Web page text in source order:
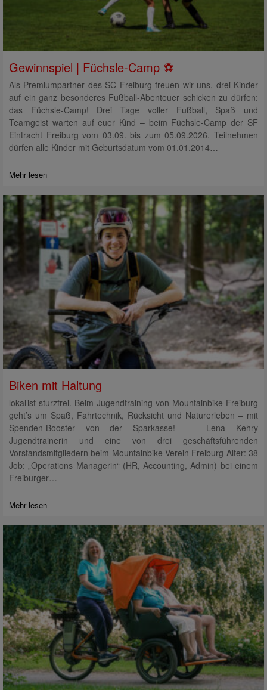
Gewinnspiel | Füchsle-Camp ⚽
Als Premiumpartner des SC Freiburg freuen wir uns, drei Kinder
auf ein ganz besonderes Fußball-Abenteuer schicken zu dürfen:
das Füchsle-Camp! Drei Tage voller Fußball, Spaß und
Teamgeist warten auf euer Kind – beim Füchsle-Camp der SF
Eintracht Freiburg vom 03.09. bis zum 05.09.2026. Teilnehmen
dürfen alle Kinder mit Geburtsdatum vom 01.01.2014…
Mehr lesen
Biken mit Haltung
lokal ist sturzfrei. Beim Jugendtraining von Mountainbike Freiburg
geht’s um Spaß, Fahrtechnik, Rücksicht und Naturerleben – mit
Spenden-Booster von der Sparkasse! Lena Kehry
Jugendtrainerin und eine von drei geschäftsführenden
Vorstandsmitgliedern beim Mountainbike-Verein Freiburg Alter: 38
Job: „Operations Managerin“ (HR, Accounting, Admin) bei einem
Freiburger…
Mehr lesen